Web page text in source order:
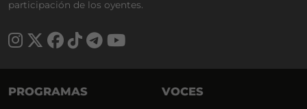
participación de los oyentes.
PROGRAMAS VOCES